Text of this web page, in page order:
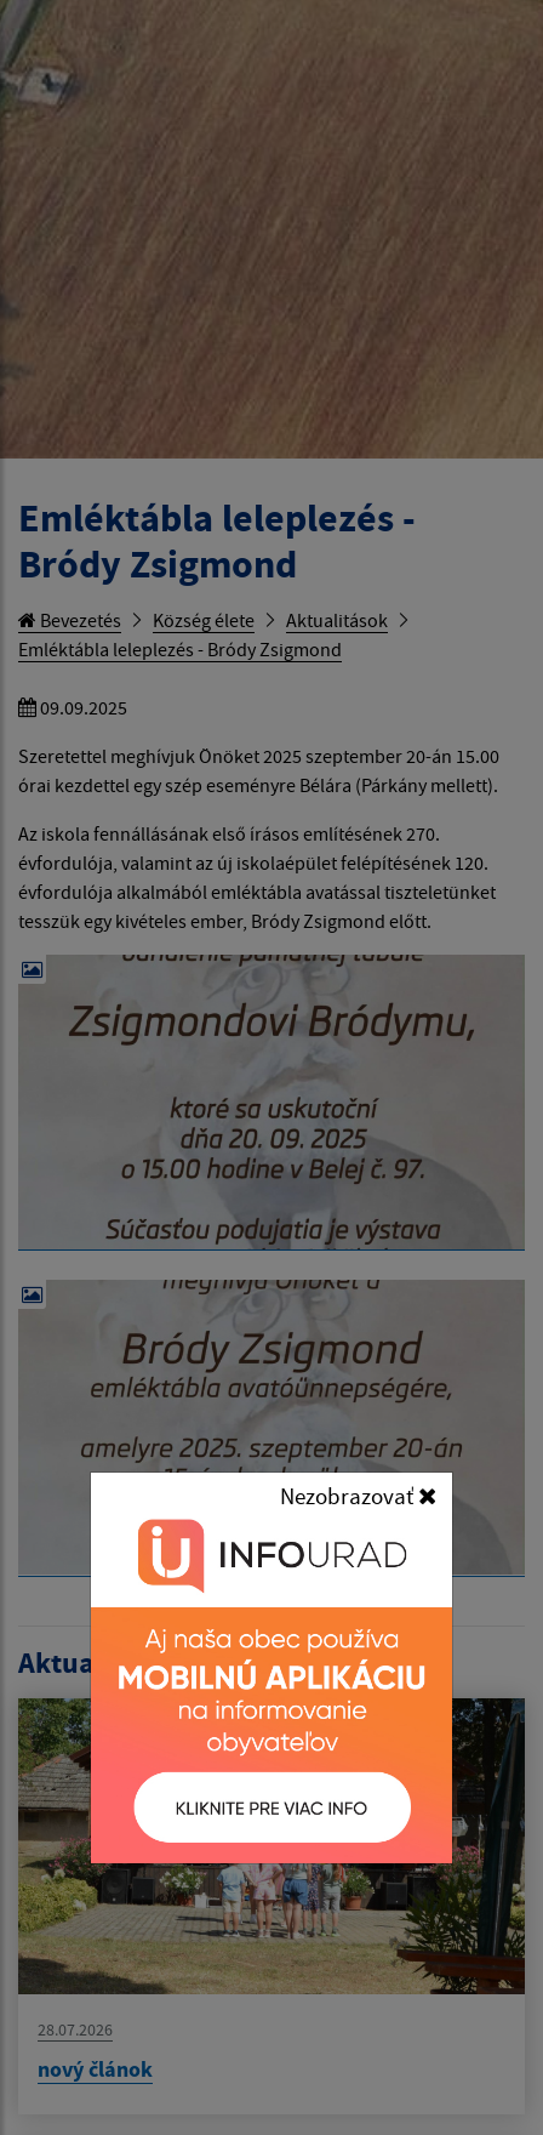
Nezobrazovať
Emléktábla leleplezés -
Bródy Zsigmond
Bevezetés Község élete
Aktualitások
Emléktábla leleplezés - Bródy Zsigmond
09.09.2025
Szeretettel meghívjuk Önöket 2025 szeptember 20-án 15.00
órai kezdettel egy szép eseményre Bélára (Párkány mellett).
Az iskola fennállásának első írásos említésének 270.
évfordulója, valamint az új iskolaépület felépítésének 120.
évfordulója alkalmából emléktábla avatással tiszteletünket
tesszük egy kivételes ember, Bródy Zsigmond előtt.
Aktualitások listája:
28.07.2026
nový článok